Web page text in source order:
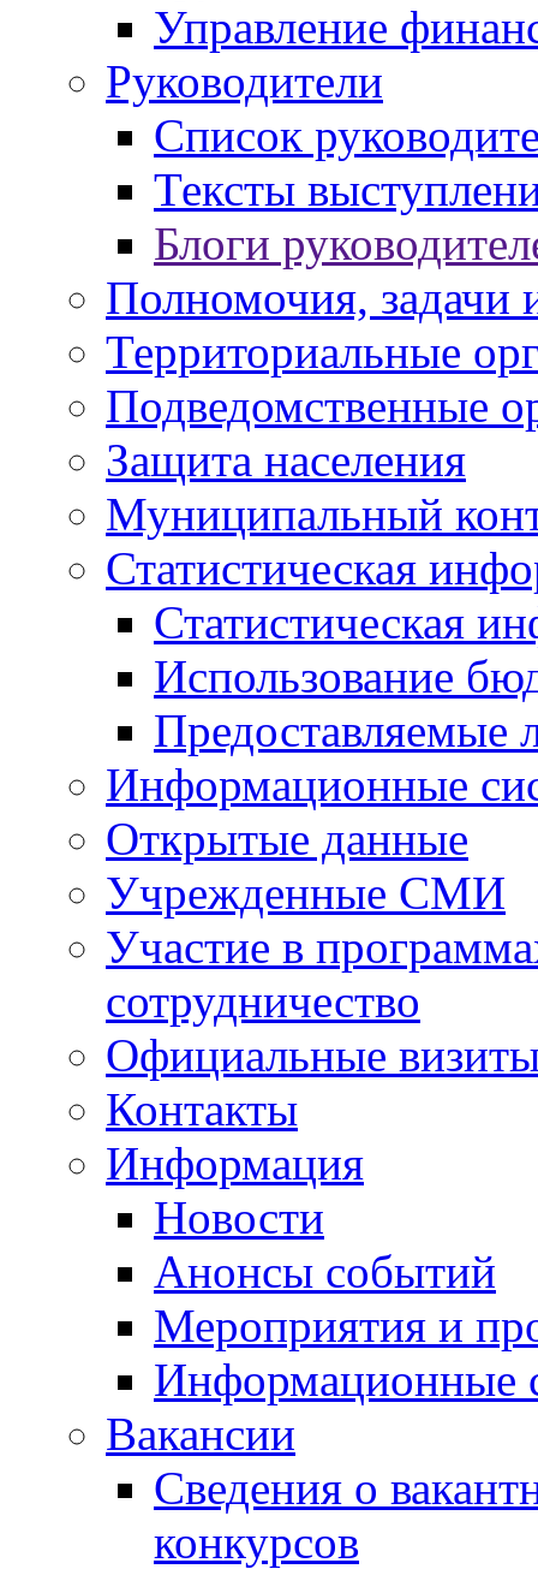
Управление
Руководители
Список
Тексты
Блоги
Полномочия, задачи
Территориальные
Подведомственные
Защита населения
Муниципальный
Статистическая
Статистическая
Использование
Предоставляемые
Информационные
Открытые данные
Учрежденные СМИ
Участие в
сотрудничество
Официальные
Контакты
Информация
Новости
Анонсы событий
Мероприятия и
Информационные
Вакансии
Сведения о
конкурсов